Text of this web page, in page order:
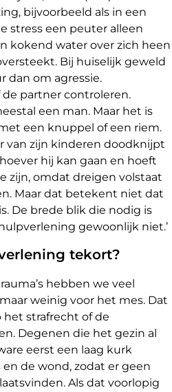
bijvoorbeeld als in een
stress een peuter alleen
kokend water over zich heen
Bij huiselijk geweld
dan om agressie.
partner controleren.
een man. Maar het is
een knuppel of een riem.
van zijn kinderen doodknijpt
hij kan gaan en hoeft
zijn, omdat dreigen volstaat
Maar dat betekent niet dat
De brede blik die nodig is
gewoonlijk niet.’
tekort?
hebben we veel
weinig voor het mes. Dat
het strafrecht of de
Degenen die het gezin al
eerst een laag kurk
de wond, zodat er geen
Als dat voorlopig